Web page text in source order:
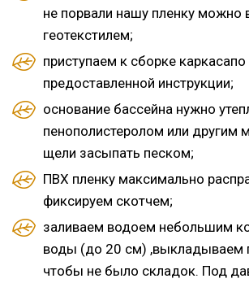
не порвали нашу пленку можно
геотекстилем;
приступаем к сборке каркасапо
предоставленной инструкции;
основание бассейна нужно
пенополистеролом или другим
щели засыпать песком;
ПВХ пленку максимально
фиксируем скотчем;
заливаем водоем небольшим
воды (до 20 см) ,выкладываем
чтобы не было складок. Под